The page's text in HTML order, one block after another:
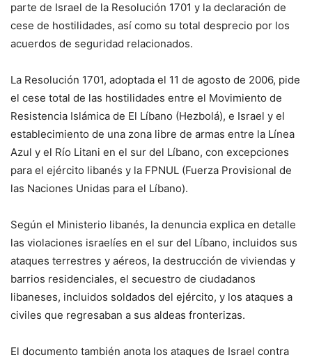
parte de Israel de la Resolución 1701 y la declaración de
cese de hostilidades, así como su total desprecio por los
acuerdos de seguridad relacionados.
La Resolución 1701, adoptada el 11 de agosto de 2006, pide
el cese total de las hostilidades entre el Movimiento de
Resistencia Islámica de El Líbano (Hezbolá), e Israel y el
establecimiento de una zona libre de armas entre la Línea
Azul y el Río Litani en el sur del Líbano, con excepciones
para el ejército libanés y la FPNUL (Fuerza Provisional de
las Naciones Unidas para el Líbano).
Según el Ministerio libanés, la denuncia explica en detalle
las violaciones israelíes en el sur del Líbano, incluidos sus
ataques terrestres y aéreos, la destrucción de viviendas y
barrios residenciales, el secuestro de ciudadanos
libaneses, incluidos soldados del ejército, y los ataques a
civiles que regresaban a sus aldeas fronterizas.
El documento también anota los ataques de Israel contra